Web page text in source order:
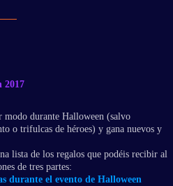
2017
modo durante Halloween (salvo
o trifulcas de héroes) y gana nuevos y
lista de los regalos que podéis recibir al
de tres partes:
durante el evento de Halloween